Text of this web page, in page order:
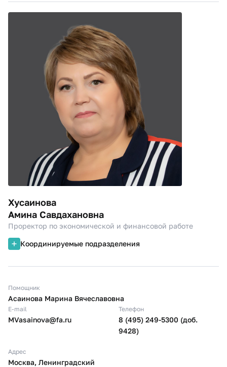
Хусаинова
Амина Савдахановна
Проректор по экономической и финансовой работе
Координируемые подразделения
Помощник
Асаинова Марина Вячеславовна
E-mail
MVasainova@fa.ru​​
Телефон
8 (495) 249-5300 (доб.
9428)
Адрес
Москва, Ленинградский